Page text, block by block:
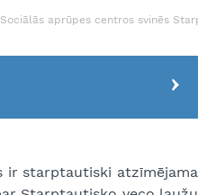
Sociālās aprūpes centros svinēs
ir starptautiski atzīmējama